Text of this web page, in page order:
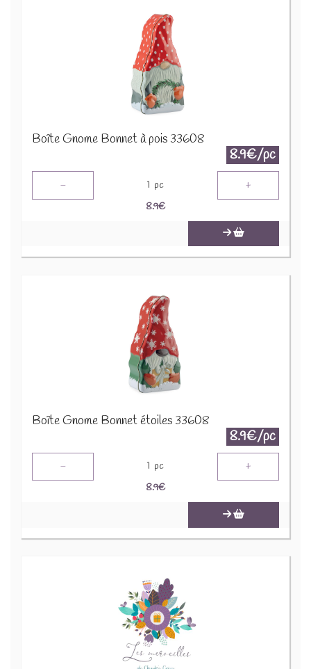
Boîte Gnome Bonnet à pois 33608
8.9€/pc
- 1 pc +
8.9€
Boîte Gnome Bonnet étoiles 33608
8.9€/pc
- 1 pc +
8.9€